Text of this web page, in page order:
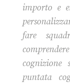
importo e
fare
cognizione
puntata